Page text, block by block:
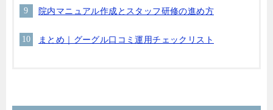
院内マニュアル作成とスタッフ研修の進め方
まとめ｜グーグル口コミ運用チェックリスト